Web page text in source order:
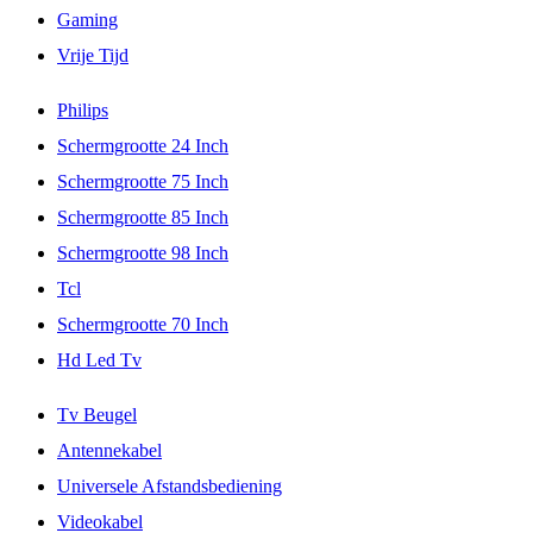
Gaming
Vrije Tijd
Philips
Schermgrootte 24 Inch
Schermgrootte 75 Inch
Schermgrootte 85 Inch
Schermgrootte 98 Inch
Tcl
Schermgrootte 70 Inch
Hd Led Tv
Tv Beugel
Antennekabel
Universele Afstandsbediening
Videokabel